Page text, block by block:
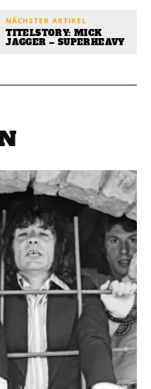
NÄCHSTER ARTIKEL
TITELSTORY: MICK
JAGGER – SUPERHEAVY